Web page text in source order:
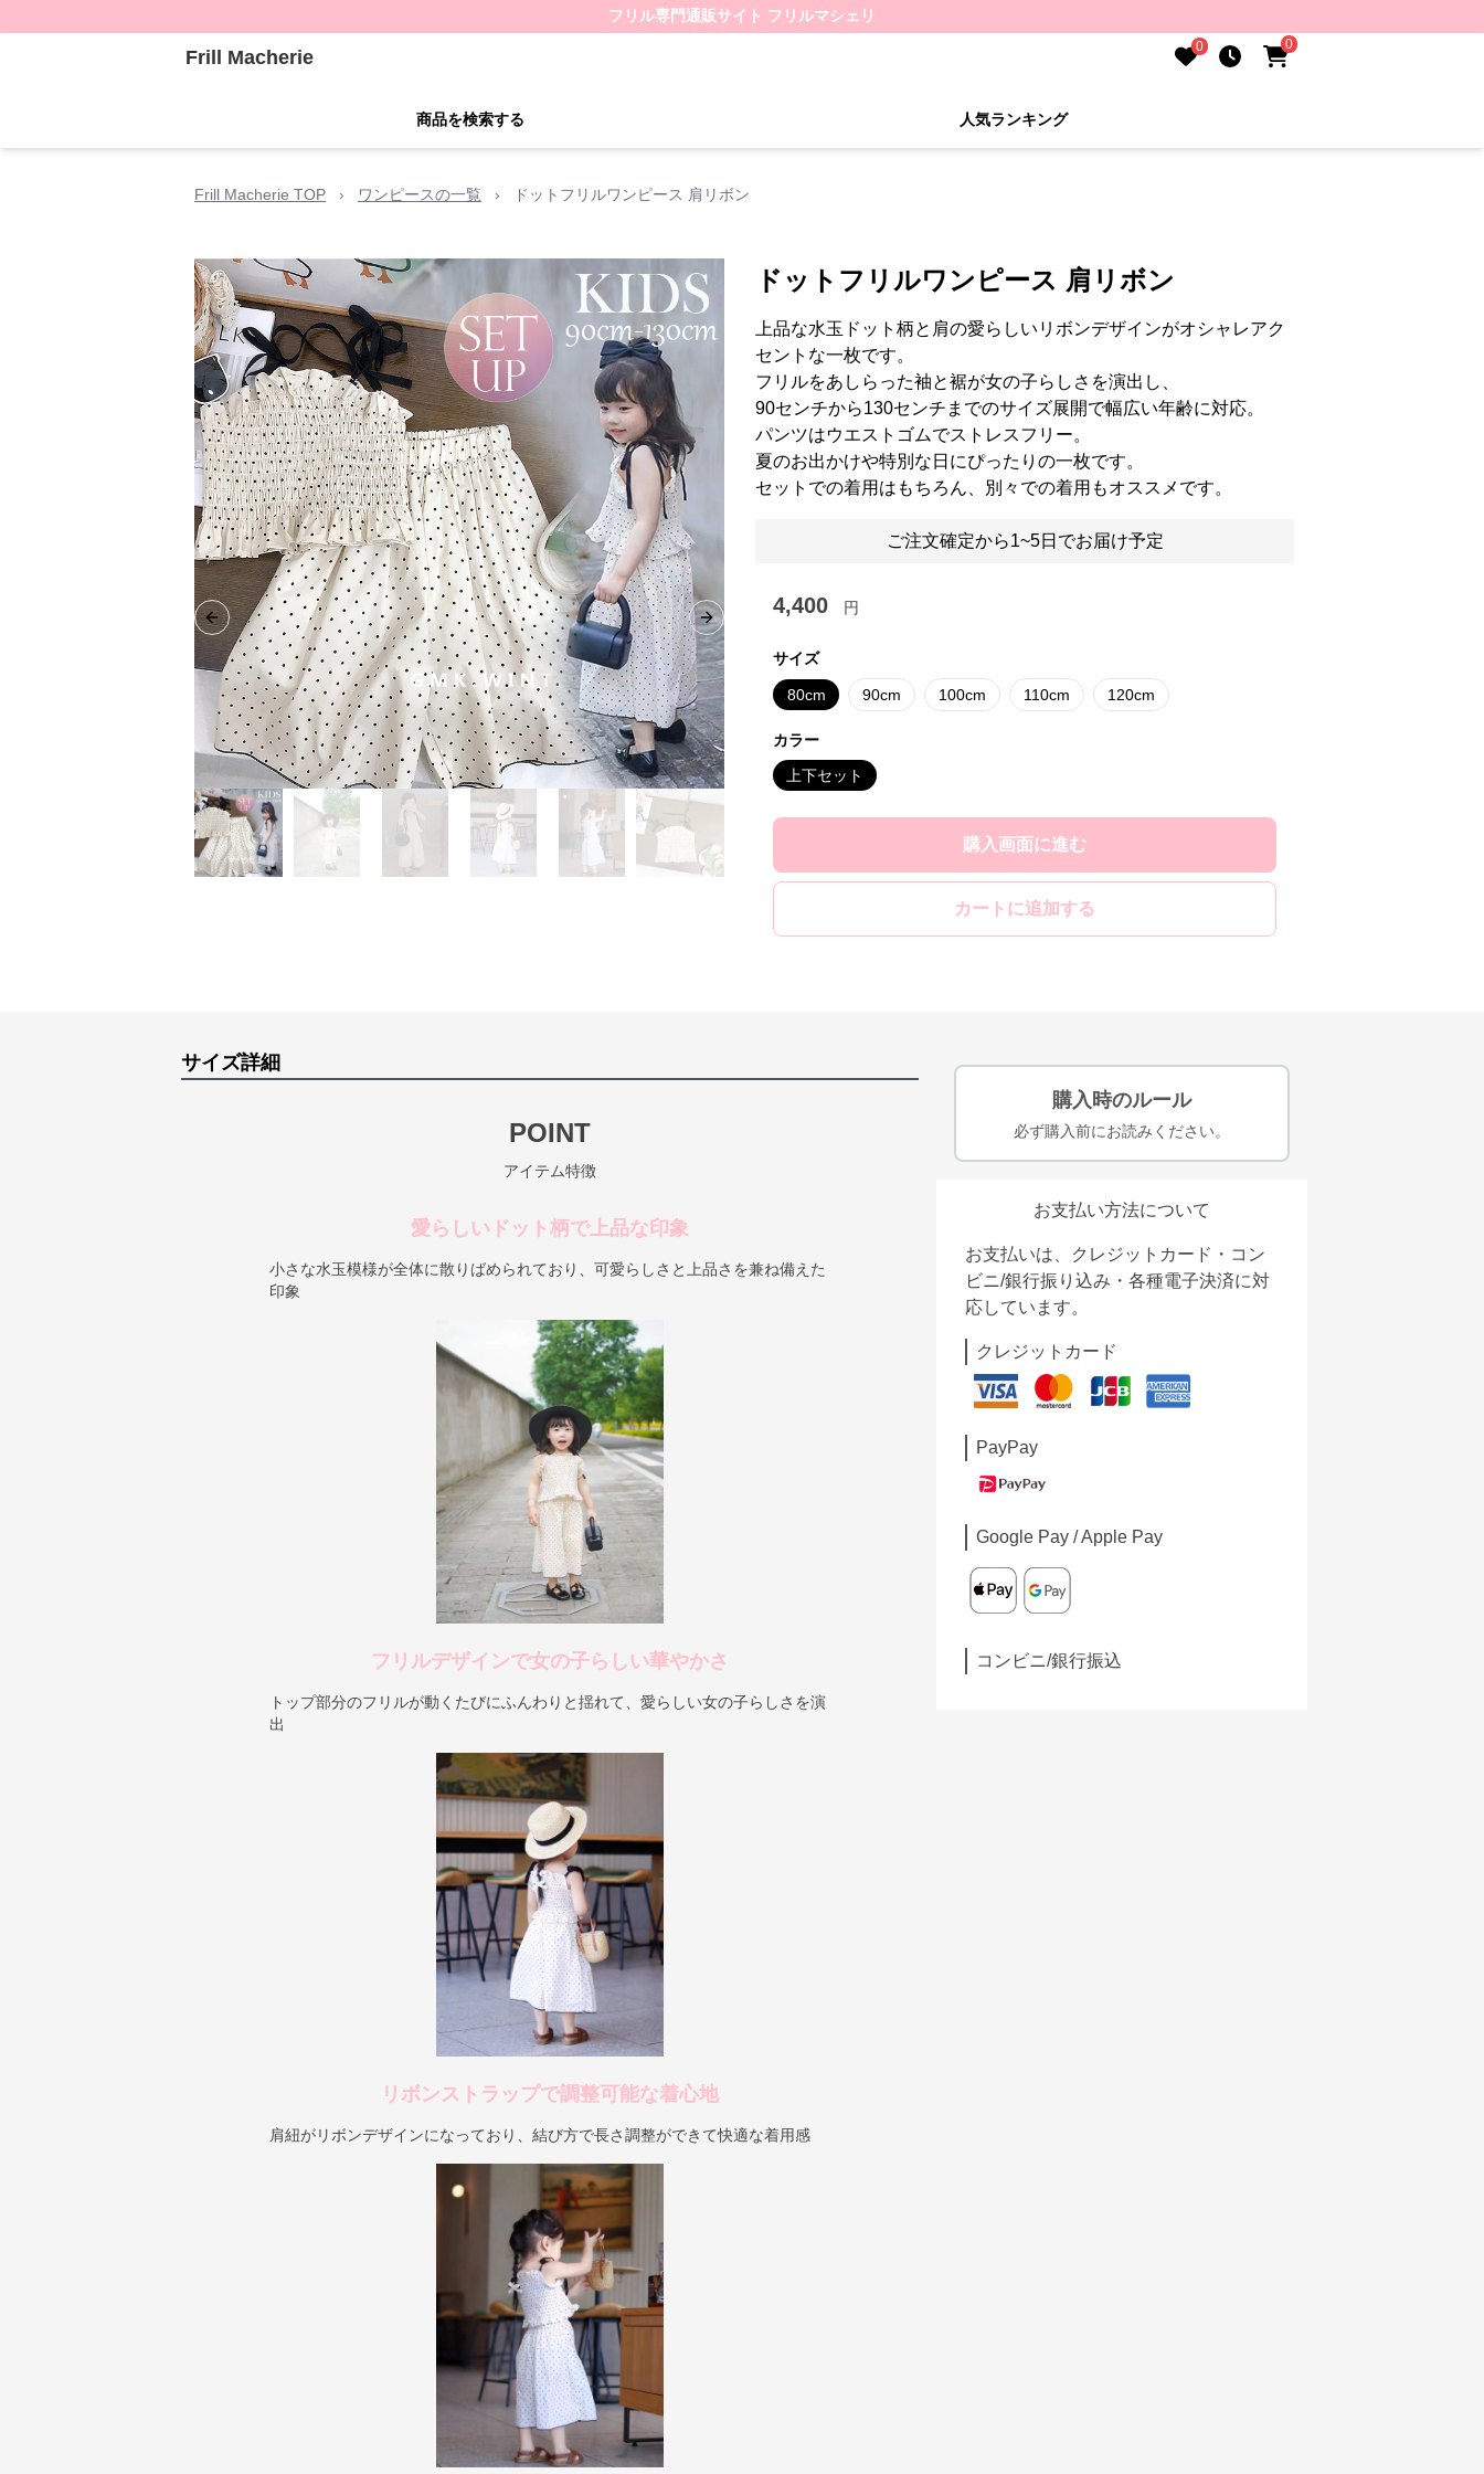
フリル専門通販サイト フリルマシェリ
Frill Macherie 0 0
商品を検索する 人気ランキング
Frill Macherie TOP › ワンピースの一覧 › ドットフリルワンピース 肩リボン
Previous slide Next slide
ドットフリルワンピース 肩リボン
上品な水玉ドット柄と肩の愛らしいリボンデザインがオシャレアク
セントな一枚です。
フリルをあしらった袖と裾が女の子らしさを演出し、
90センチから130センチまでのサイズ展開で幅広い年齢に対応。
パンツはウエストゴムでストレスフリー。
夏のお出かけや特別な日にぴったりの一枚です。
セットでの着用はもちろん、別々での着用もオススメです。
ご注文確定から1~5日でお届け予定
4,400 円
サイズ
80cm 90cm 100cm 110cm 120cm
カラー
上下セット
購入画面に進む
カートに追加する
サイズ詳細
POINT
アイテム特徴
愛らしいドット柄で上品な印象
小さな水玉模様が全体に散りばめられており、可愛らしさと上品さを兼ね備えた
印象
フリルデザインで女の子らしい華やかさ
トップ部分のフリルが動くたびにふんわりと揺れて、愛らしい女の子らしさを演
出
リボンストラップで調整可能な着心地
肩紐がリボンデザインになっており、結び方で長さ調整ができて快適な着用感
購入時のルール
必ず購入前にお読みください。
お支払い方法について
お支払いは、クレジットカード・コン
ビニ/銀行振り込み・各種電子決済に対
応しています。
クレジットカード
PayPay
Google Pay / Apple Pay
コンビニ/銀行振込